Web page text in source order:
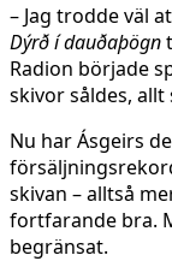
– Jag trodde väl
Dýrð í dauðaþögn
Radion började
skivor såldes,
Nu har Ásgeirs
skivan – alltså
fortfarande bra.
begränsat.